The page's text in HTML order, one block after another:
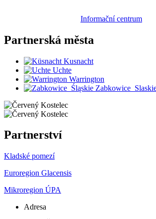
Informační centrum
Partnerská města
Kusnacht
Uchte
Warrington
Partnerství
Kladské pomezí
Euroregion Glacensis
Mikroregion ÚPA
Adresa